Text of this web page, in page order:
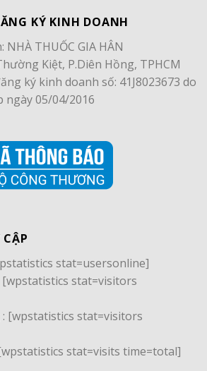
KÝ KINH DOANH
THUỐC GIA HÂN
Kiệt, P.Diên Hồng, TPHCM
ký kinh doanh số: 41J8023673 do
ngày 05/04/2016
stat=usersonline]
[wpstatistics stat=visitors
[wpstatistics stat=visitors
stat=visits time=total]